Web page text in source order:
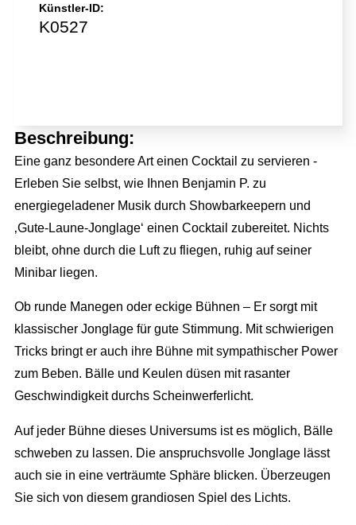
Künstler-ID:
K0527
Beschreibung:
Eine ganz besondere Art einen Cocktail zu servieren -
Erleben Sie selbst, wie Ihnen Benjamin P. zu
energiegeladener Musik durch Showbarkeepern und
‚Gute-Laune-Jonglage‘ einen Cocktail zubereitet. Nichts
bleibt, ohne durch die Luft zu fliegen, ruhig auf seiner
Minibar liegen.
Ob runde Manegen oder eckige Bühnen – Er sorgt mit
klassischer Jonglage für gute Stimmung. Mit schwierigen
Tricks bringt er auch ihre Bühne mit sympathischer Power
zum Beben. Bälle und Keulen düsen mit rasanter
Geschwindigkeit durchs Scheinwerferlicht.
Auf jeder Bühne dieses Universums ist es möglich, Bälle
schweben zu lassen. Die anspruchsvolle Jonglage lässt
auch sie in eine verträumte Sphäre blicken. Überzeugen
Sie sich von diesem grandiosen Spiel des Lichts.